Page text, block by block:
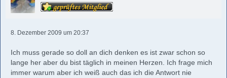
8. Dezember 2009 um 20:37
Ich muss gerade so doll an dich denken es ist zwar schon so
lange her aber du bist täglich in meinen Herzen. Ich frage mich
immer warum aber ich weiß auch das ich die Antwort nie